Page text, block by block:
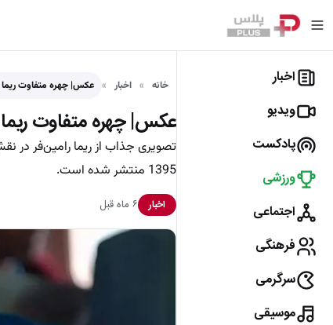
اخبار
ویدیو
پادکست
ورزشی
اجتماعی
فرهنگی
سرگرمی
موسیقی
خانه اخبار عکس| چهره متفاوت ریما
عکس| چهره متفاوت ریما
1395 منتشر شده است.
اخبار ۶ ماه قبل